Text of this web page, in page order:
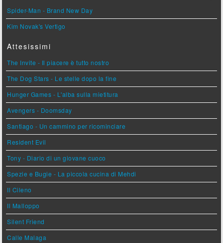
Spider-Man - Brand New Day
Kim Novak's Vertigo
Attesissimi
The Invite - Il piacere è tutto nostro
The Dog Stars - Le stelle dopo la fine
Hunger Games - L'alba sulla mietitura
Avengers - Doomsday
Santiago - Un cammino per ricominciare
Resident Evil
Tony - Diario di un giovane cuoco
Spezie e Bugie - La piccola cucina di Mehdi
Il Cileno
Il Malloppo
Silent Friend
Calle Malaga